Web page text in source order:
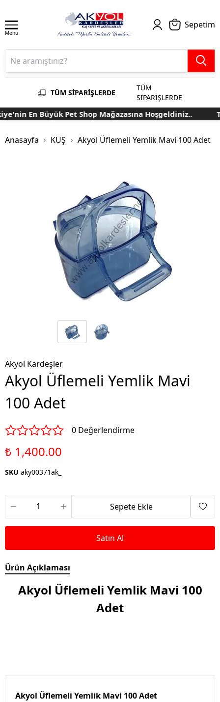
Menu
Sepetim
TÜM SİPARİŞLERDE
TÜM
SİPARİŞLERDE
En Büyük Pet Shop Mağazasına Hoşgeldiniz..
Anasayfa KUŞ Akyol Üflemeli Yemlik Mavi 100 Adet
Akyol Kardeşler
Akyol Üflemeli Yemlik Mavi
100 Adet
0 Değerlendirme
₺ 1,400.00
SKU aky00371ak_
Sepete Ekle
Satın Al
Ürün Açıklaması
Akyol Üflemeli Yemlik Mavi 100
Adet
Akyol Üflemeli Yemlik Mavi 100 Adet